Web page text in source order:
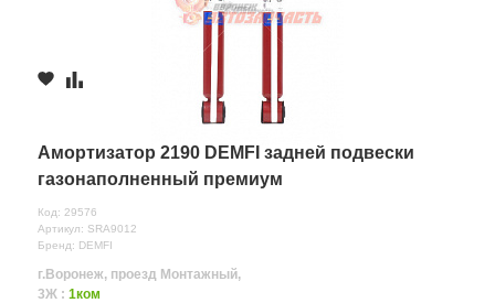
Амортизатор 2190 DEMFI задней подвески
газонаполненный премиум
Код: 29576
Артикул: SRA9012
Бренд: DEMFI
г.Воронеж, проезд Монтажный,
3Ж : 1ком